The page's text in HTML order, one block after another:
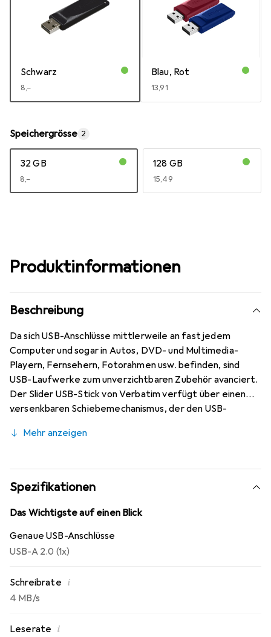
Schwarz
EUR
8,–
Blau, Rot
EUR
13,91
Speichergrösse 2
32 GB
EUR
8,–
128 GB
EUR
15,49
Produktinformationen
Beschreibung
Da sich USB-Anschlüsse mittlerweile an fast jedem
Computer und sogar in Autos, DVD- und Multimedia-
Playern, Fernsehern, Fotorahmen usw. befinden, sind
USB-Laufwerke zum unverzichtbaren Zubehör avanciert.
Der Slider USB-Stick von Verbatim verfügt über einen
versenkbaren Schiebemechanismus, der den USB-
benötigt wird. Schieben Sie einfach die Kappe auf,
und schon können Sie Ihre Dateien und Ordner per Drag-
and-Drop verschieben.
Mehr anzeigen
Spezifikationen
Das Wichtigste auf einen Blick
Genaue USB-Anschlüsse
USB-A 2.0 (1x)
Schreibrate i
4 MB/s
Leserate i